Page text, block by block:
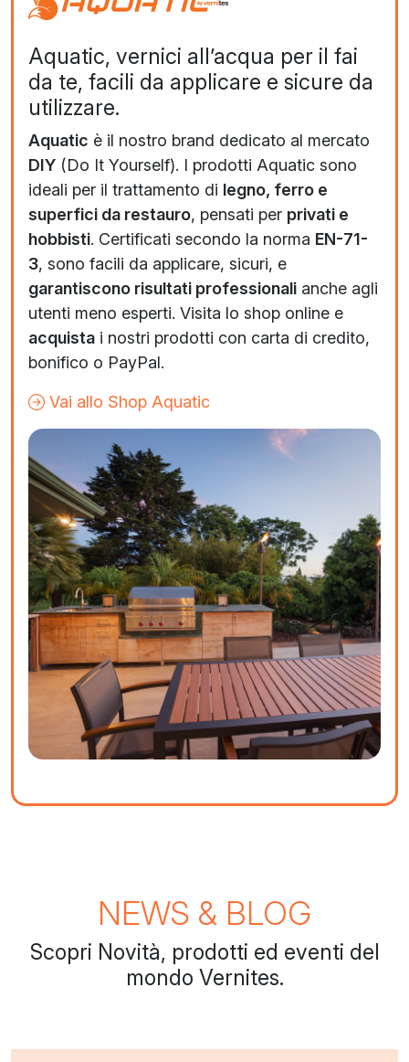
Aquatic, vernici all’acqua per il fai
da te, facili da applicare e sicure da
utilizzare.
Aquatic è il nostro brand dedicato al mercato
DIY (Do It Yourself). I prodotti Aquatic sono
ideali per il trattamento di legno, ferro e
superfici da restauro, pensati per privati e
hobbisti. Certificati secondo la norma EN-71-
3, sono facili da applicare, sicuri, e
garantiscono risultati professionali anche agli
utenti meno esperti. Visita lo shop online e
acquista i nostri prodotti con carta di credito,
bonifico o PayPal.
Vai allo Shop Aquatic
NEWS & BLOG
Scopri Novità, prodotti ed eventi del
mondo Vernites.